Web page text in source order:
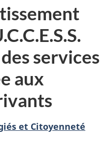
des services
aux
et Citoyenneté